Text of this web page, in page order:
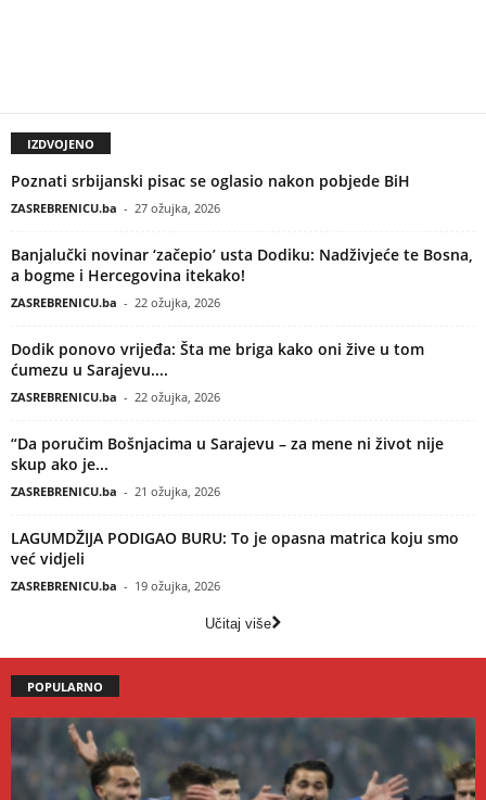
IZDVOJENO
Poznati srbijanski pisac se oglasio nakon pobjede BiH
ZASREBRENICU.ba - 27 ožujka, 2026
Banjalučki novinar ‘začepio’ usta Dodiku: Nadživjeće te Bosna,
a bogme i Hercegovina itekako!
ZASREBRENICU.ba - 22 ožujka, 2026
Dodik ponovo vrijeđa: Šta me briga kako oni žive u tom
ćumezu u Sarajevu....
ZASREBRENICU.ba - 22 ožujka, 2026
“Da poručim Bošnjacima u Sarajevu – za mene ni život nije
skup ako je...
ZASREBRENICU.ba - 21 ožujka, 2026
LAGUMDŽIJA PODIGAO BURU: To je opasna matrica koju smo
već vidjeli
ZASREBRENICU.ba - 19 ožujka, 2026
Učitaj više
POPULARNO